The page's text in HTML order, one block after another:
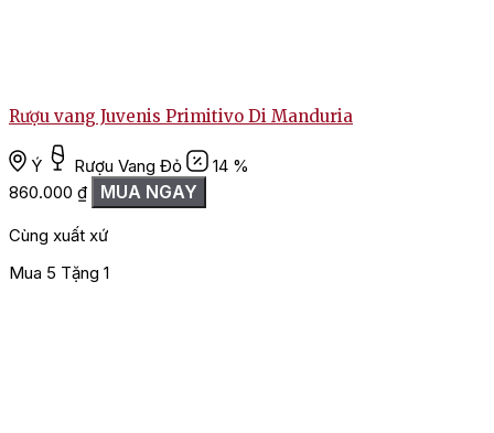
Rượu vang Juvenis Primitivo Di Manduria
Ý Rượu Vang Đỏ
14 %
860.000 ₫ MUA NGAY
Cùng xuất xứ
Mua 5 Tặng 1